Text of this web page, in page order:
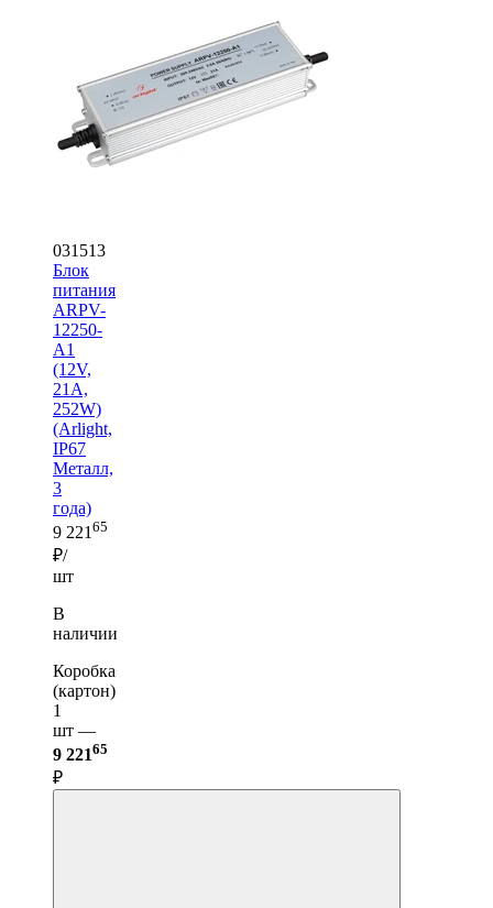
031513
Блок
питания
ARPV-
12250-
A1
(12V,
21A,
252W)
(Arlight,
IP67
Металл,
3
года)
9 221 65
₽/
шт
В
наличии
Коробка
(картон)
1
шт —
9 22165
₽